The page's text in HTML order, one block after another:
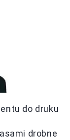
do druku
drobne